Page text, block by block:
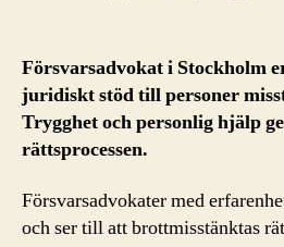
Försvarsadvokat i Stockholm
juridiskt stöd till personer
Trygghet och personlig hjälp
rättsprocessen.
Försvarsadvokater med
och ser till att brottmisstänktas